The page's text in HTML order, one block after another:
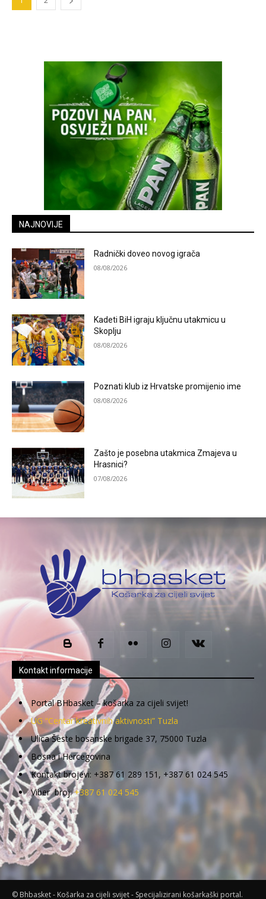
NAJNOVIJE
Radnički doveo novog igrača
08/08/2026
Kadeti BiH igraju ključnu utakmicu u
Skoplju
08/08/2026
Poznati klub iz Hrvatske promijenio ime
08/08/2026
Zašto je posebna utakmica Zmajeva u
Hrasnici?
07/08/2026
Kontakt informacije
Portal BHbasket – košarka za cijeli svijet!
UG “Centar kreativnih aktivnosti” Tuzla
Ulica Šeste bosanske brigade 37, 75000 Tuzla
Bosna i Hercegovina
Kontakt brojevi: +387 61 289 151, +387 61 024 545
Viber broj:+387 61 024 545
© Bhbasket - Košarka za cijeli svijet - Specijalizirani košarkaški portal.